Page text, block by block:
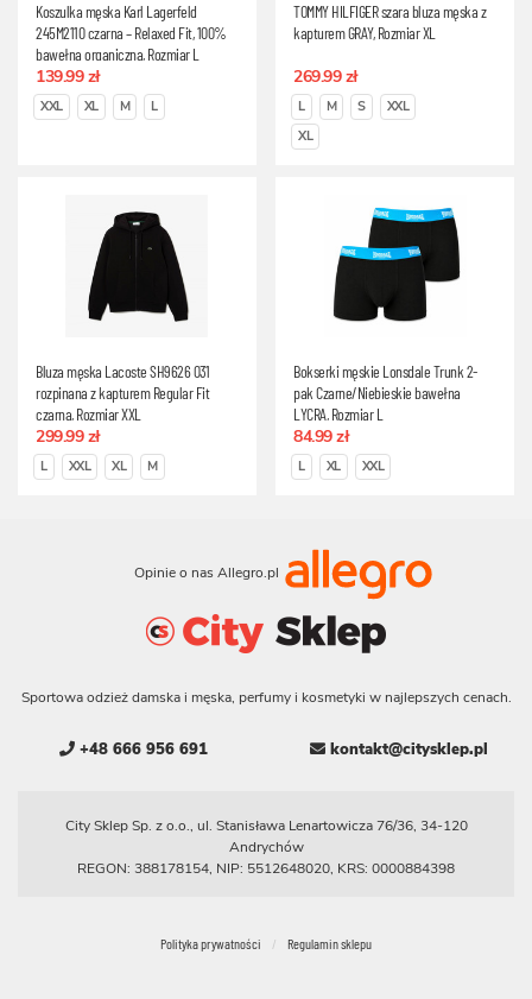
Koszulka męska Karl Lagerfeld
245M2110 czarna – Relaxed Fit, 100%
bawełna organiczna, Rozmiar L
139.99 zł
XXL XL M L
TOMMY HILFIGER szara bluza męska z
kapturem GRAY, Rozmiar XL
269.99 zł
L M S
XXL
XL
Bluza męska Lacoste SH9626 031
rozpinana z kapturem Regular Fit
czarna, Rozmiar XXL
299.99 zł
L XXL XL M
Bokserki męskie Lonsdale Trunk 2-
pak Czarne/Niebieskie bawełna
LYCRA, Rozmiar L
84.99 zł
L XL XXL
Opinie o nas Allegro.pl
Sportowa odzież damska i męska, perfumy i kosmetyki w najlepszych cenach.
+48 666 956 691 kontakt@citysklep.pl
City Sklep Sp. z o.o., ul. Stanisława Lenartowicza 76/36, 34-120
Andrychów
REGON: 388178154, NIP: 5512648020, KRS: 0000884398
Polityka prywatności Regulamin sklepu